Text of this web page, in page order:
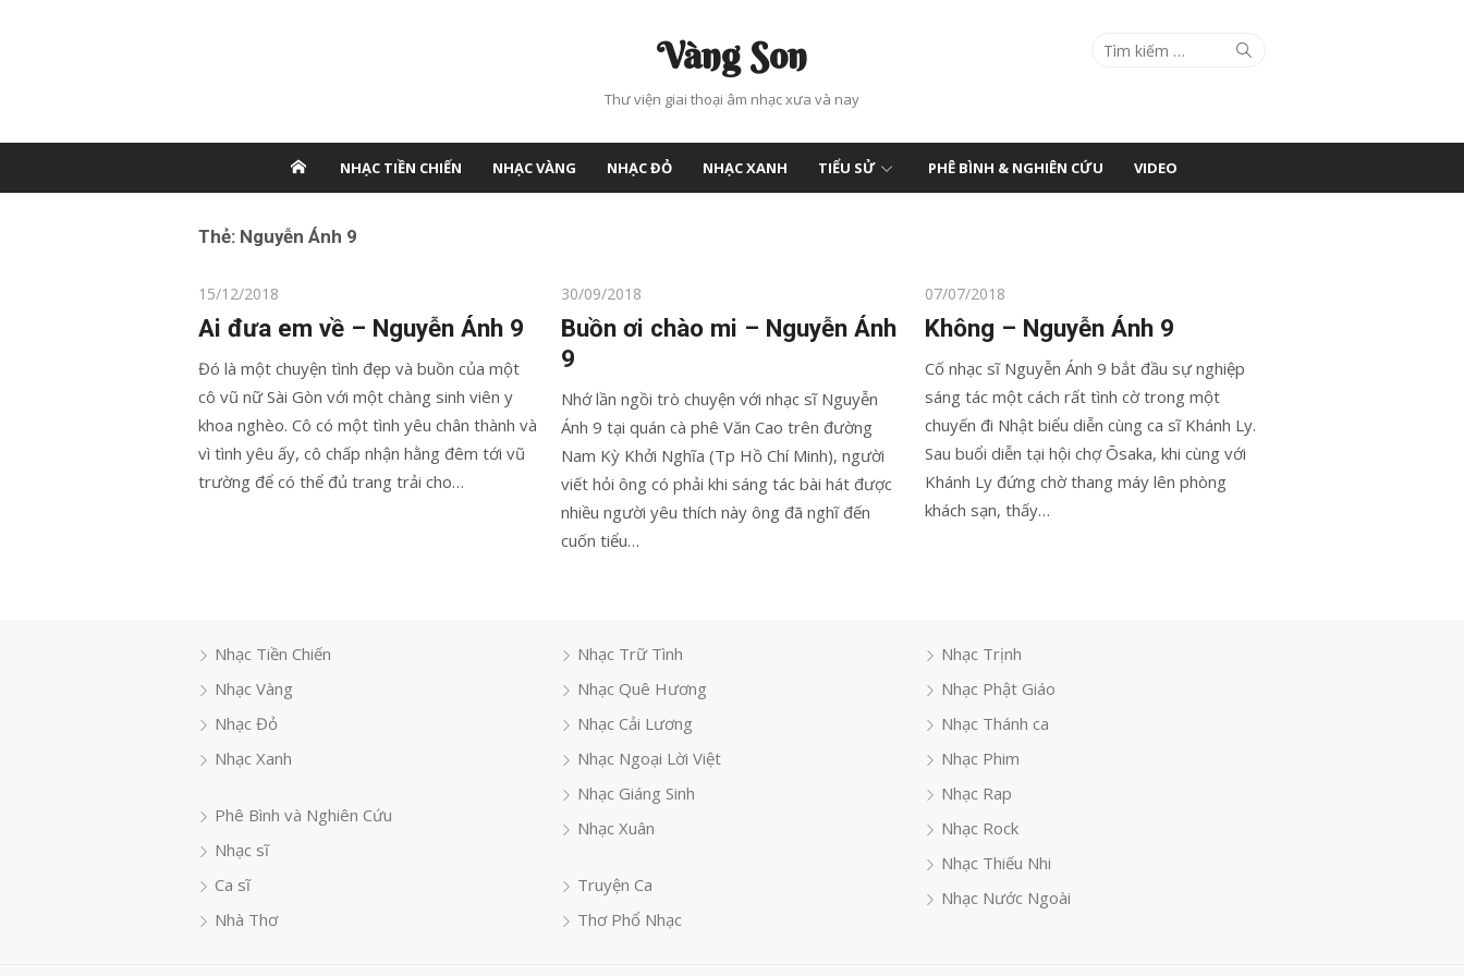
Vàng Son
Thư viện giai thoại âm nhạc xưa và nay
Search
Search
NHẠC TIỀN CHIẾN NHẠC VÀNG NHẠC ĐỎ NHẠC XANH TIỂU SỬ PHÊ BÌNH & NGHIÊN CỨU VIDEO
Thẻ: Nguyễn Ánh 9
Posted
on
15/12/2018
Ai đưa em về – Nguyễn Ánh 9
Đó là một chuyện tình đẹp và buồn của một
cô vũ nữ Sài Gòn với một chàng sinh viên y
khoa nghèo. Cô có một tình yêu chân thành và
vì tình yêu ấy, cô chấp nhận hằng đêm tới vũ
trường để có thể đủ trang trải cho…
Posted
on
30/09/2018
Buồn ơi chào mi – Nguyễn Ánh
9
Nhớ lần ngồi trò chuyện với nhạc sĩ Nguyễn
Ánh 9 tại quán cà phê Văn Cao trên đường
Nam Kỳ Khởi Nghĩa (Tp Hồ Chí Minh), người
viết hỏi ông có phải khi sáng tác bài hát được
nhiều người yêu thích này ông đã nghĩ đến
cuốn tiểu…
Posted
on
07/07/2018
Không – Nguyễn Ánh 9
Cố nhạc sĩ Nguyễn Ánh 9 bắt đầu sự nghiệp
sáng tác một cách rất tình cờ trong một
chuyến đi Nhật biểu diễn cùng ca sĩ Khánh Ly.
Sau buổi diễn tại hội chợ Ōsaka, khi cùng với
Khánh Ly đứng chờ thang máy lên phòng
khách sạn, thấy…
Nhạc Tiền Chiến
Nhạc Vàng
Nhạc Đỏ
Nhạc Xanh
Phê Bình và Nghiên Cứu
Nhạc sĩ
Ca sĩ
Nhà Thơ
Nhạc Trữ Tình
Nhạc Quê Hương
Nhạc Cải Lương
Nhạc Ngoại Lời Việt
Nhạc Giáng Sinh
Nhạc Xuân
Truyện Ca
Thơ Phổ Nhạc
Nhạc Trịnh
Nhạc Phật Giáo
Nhạc Thánh ca
Nhạc Phim
Nhạc Rap
Nhạc Rock
Nhạc Thiếu Nhi
Nhạc Nước Ngoài